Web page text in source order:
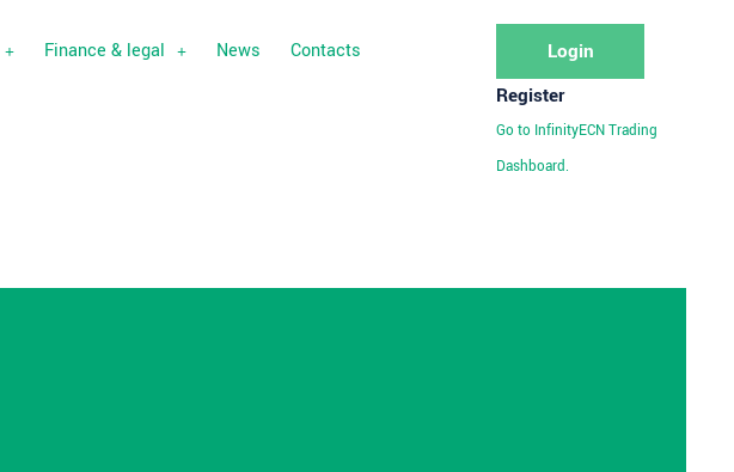
Finance & legal News Contacts
Login
Register
Go to InfinityECN Trading
Dashboard.